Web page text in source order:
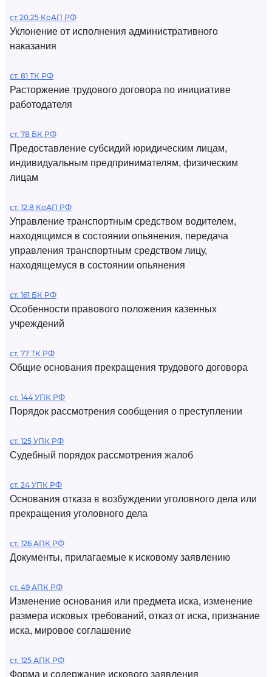
ст 20.25 КоАП РФ
Уклонение от исполнения административного
наказания
ст. 81 ТК РФ
Расторжение трудового договора по инициативе
работодателя
ст. 78 БК РФ
Предоставление субсидий юридическим лицам,
индивидуальным предпринимателям, физическим
лицам
ст. 12.8 КоАП РФ
Управление транспортным средством водителем,
находящимся в состоянии опьянения, передача
управления транспортным средством лицу,
находящемуся в состоянии опьянения
ст. 161 БК РФ
Особенности правового положения казенных
учреждений
ст. 77 ТК РФ
Общие основания прекращения трудового договора
ст. 144 УПК РФ
Порядок рассмотрения сообщения о преступлении
ст. 125 УПК РФ
Судебный порядок рассмотрения жалоб
ст. 24 УПК РФ
Основания отказа в возбуждении уголовного дела или
прекращения уголовного дела
ст. 126 АПК РФ
Документы, прилагаемые к исковому заявлению
ст. 49 АПК РФ
Изменение основания или предмета иска, изменение
размера исковых требований, отказ от иска, признание
иска, мировое соглашение
ст. 125 АПК РФ
Форма и содержание искового заявления